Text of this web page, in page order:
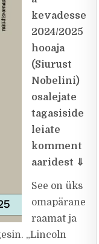
kevadesse
2024/2025
hooaja
(Siurust
Nobelini)
osalejate
tagasiside
leiate
komment
aaridest ⇓
See on üks
omapärane
raamat ja
„Lincoln